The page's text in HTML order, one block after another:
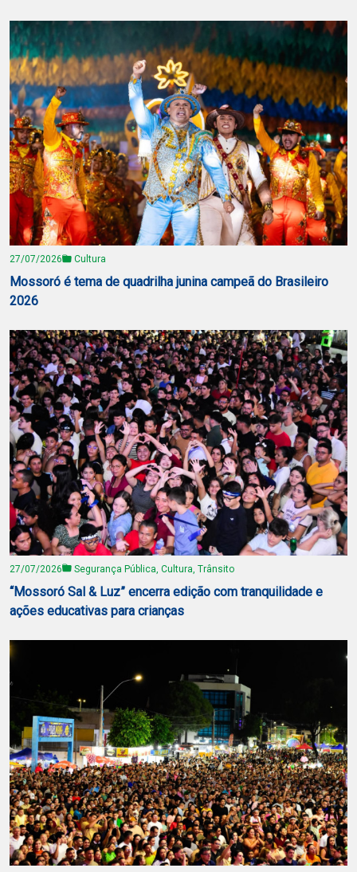
27/07/2026 Cultura
Mossoró é tema de quadrilha junina campeã do Brasileiro
2026
27/07/2026 Segurança Pública, Cultura, Trânsito
“Mossoró Sal & Luz” encerra edição com tranquilidade e
ações educativas para crianças